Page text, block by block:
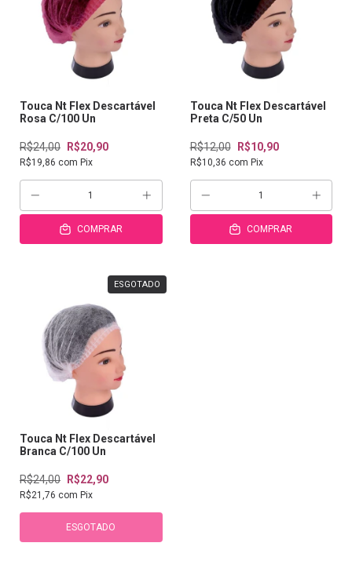
Touca Nt Flex Descartável
Rosa C/100 Un
R$24,00 R$20,90
R$19,86 com Pix
COMPRAR
Touca Nt Flex Descartável
Preta C/50 Un
R$12,00 R$10,90
R$10,36 com Pix
COMPRAR
ESGOTADO
Touca Nt Flex Descartável
Branca C/100 Un
R$24,00 R$22,90
R$21,76 com Pix
ESGOTADO